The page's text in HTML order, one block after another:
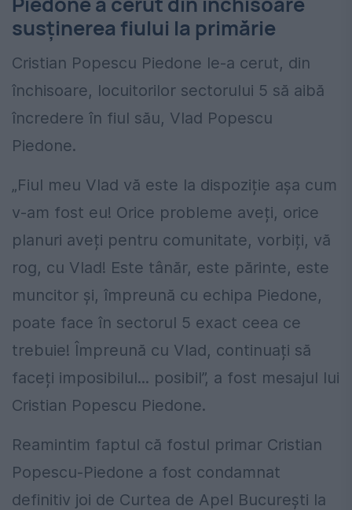
susținerea fiului la primărie
Cristian Popescu Piedone le-a cerut, din
închisoare, locuitorilor sectorului 5 să aibă
încredere în fiul său, Vlad Popescu
Piedone.
„Fiul meu Vlad vă este la dispoziție așa cum
v-am fost eu! Orice probleme aveți, orice
planuri aveți pentru comunitate, vorbiți, vă
rog, cu Vlad! Este tânăr, este părinte, este
muncitor și, împreună cu echipa Piedone,
poate face în sectorul 5 exact ceea ce
trebuie! Împreună cu Vlad, continuați să
faceți imposibilul... posibil”, a fost mesajul lui
Cristian Popescu Piedone.
Reamintim faptul că fostul primar Cristian
Popescu-Piedone a fost condamnat
definitiv joi de Curtea de Apel București la